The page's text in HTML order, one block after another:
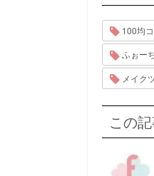
100均
ふぉー
メイク
この